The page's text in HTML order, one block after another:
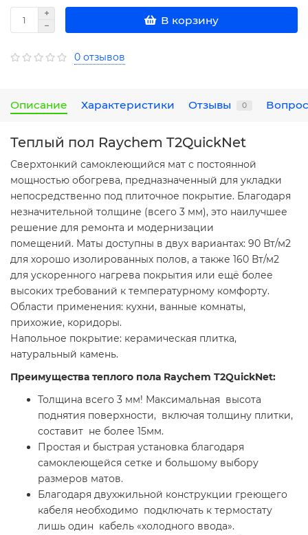
В корзину
0 отзывов
Описание Характеристики Отзывы 0
Теплый пол Raychem T2QuickNet
Сверхтонкий самоклеющийся мат с постоянной
мощностью обогрева, предназначенный для укладки
непосредственно под плиточное покрытие. Благодаря
незначительной толщине (всего 3 мм), это наилучшее
решение для ремонта и модернизации
помещений. Маты доступны в двух вариантах: 90 Вт/м2
для хорошо изолированных полов, а также 160 Вт/м2
для ускоренного нагрева покрытия или ещё более
высоких требований к температурному комфорту.
Области применения: кухни, ванные комнаты,
прихожие, коридоры.
Напольное покрытие: керамическая плитка,
натуральный камень.
Преимущества теплого пола Raychem T2QuickNet:
Толщина всего 3 мм! Максимальная высота
поднятия поверхности, включая толщину плитки,
составит не более 15мм.
Простая и быстрая установка благодаря
самоклеющейся сетке и большому выбору
размеров матов.
Благодаря двухжильной конструкции греющего
кабеля необходимо подключать к термостату
лишь один кабель «холодного ввода».